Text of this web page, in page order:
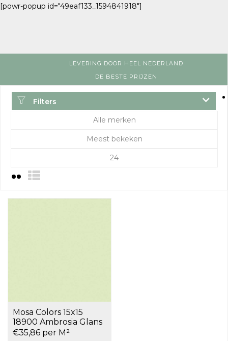
[powr-popup id="49eaf133_1594841918"]
LEVERING DOOR HEEL NEDERLAND
DE BESTE PRIJZEN
Filters
Alle merken
Meest bekeken
24
Mosa Colors 15x15
18900 Ambrosia Glans
a 1 m²
€35,86 per M²